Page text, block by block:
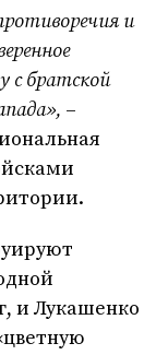
и
с братской
–
и Лукашенко